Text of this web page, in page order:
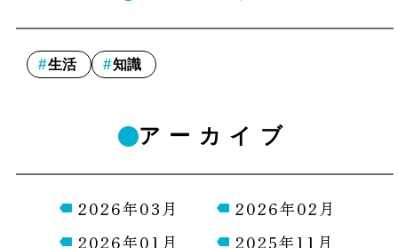
生活 知識
アーカイブ
2026年03月
2026年02月
2026年01月
2025年11月